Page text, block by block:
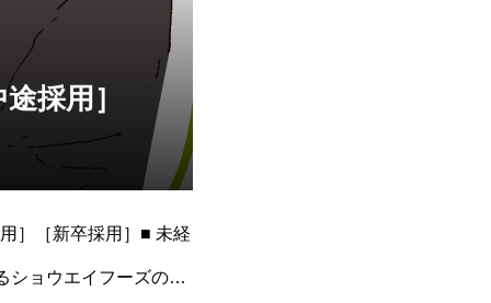
採用］
］［新卒採用］■ 未経
ショウエイフーズの要